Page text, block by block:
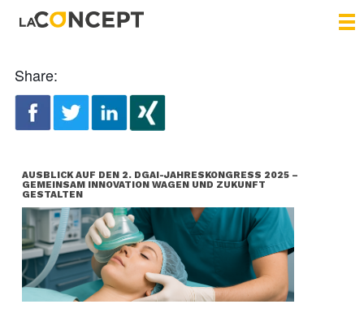
Share:
AUSBLICK AUF DEN 2. DGAI-JAHRESKONGRESS 2025 –
GEMEINSAM INNOVATION WAGEN UND ZUKUNFT
GESTALTEN